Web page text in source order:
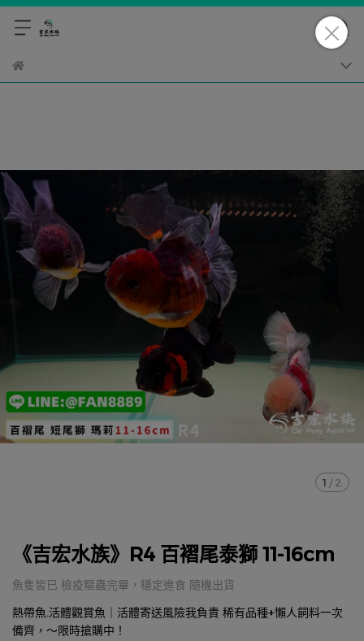
1 / 2
《吉宏水族》R4 百褶尾泰獅 11-16cm
魚隻皆已 檢疫驅蟲完畢，穩定進食 隨機出貨
熱帶魚.活體觀賞魚｜活體寄送風險我負責 稀有品種+懶人飼料一次
備齊，～限時搶購中！